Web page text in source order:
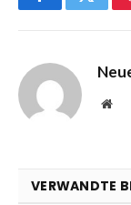
Facebook
VERWANDTE